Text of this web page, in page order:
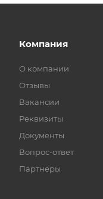
Компания
О компании
Отзывы
Вакансии
Реквизиты
Документы
Вопрос-ответ
Партнеры